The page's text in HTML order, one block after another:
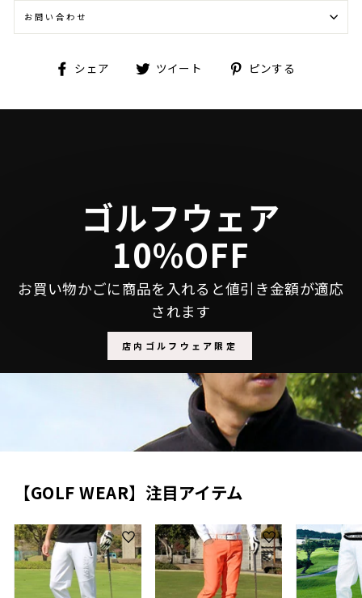
お問い合わせ
シェア
Facebookツイート
Twitterピンする
ゴルフウェア
10%OFF
お買い物かごに商品を入れると値引き金額が適応
されます
店内ゴルフウェア限定
【GOLF WEAR】注目アイテム